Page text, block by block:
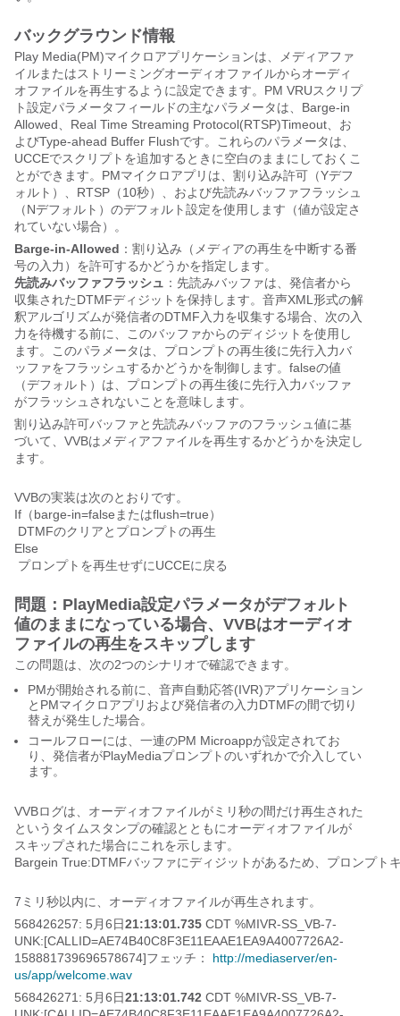
バックグラウンド情報
Play Media(PM)マイクロアプリケーションは、メディアファ
イルまたはストリーミングオーディオファイルからオーディ
オファイルを再生するように設定できます。PM VRUスクリプ
ト設定パラメータフィールドの主なパラメータは、Barge-in
Allowed、Real Time Streaming Protocol(RTSP)Timeout、お
よびType-ahead Buffer Flushです。これらのパラメータは、
UCCEでスクリプトを追加するときに空白のままにしておくこ
とができます。PMマイクロアプリは、割り込み許可（Yデフ
ォルト）、RTSP（10秒）、および先読みバッファフラッシュ
（Nデフォルト）のデフォルト設定を使用します（値が設定さ
れていない場合）。
Barge-in-Allowed ：割り込み（メディアの再生を中断する番
号の入力）を許可するかどうかを指定します。
先読みバッファフラッシュ ：先読みバッファは、発信者から
収集されたDTMFディジットを保持します。音声XML形式の解
釈アルゴリズムが発信者のDTMF入力を収集する場合、次の入
力を待機する前に、このバッファからのディジットを使用し
ます。このパラメータは、プロンプトの再生後に先行入力バ
ッファをフラッシュするかどうかを制御します。falseの値
（デフォルト）は、プロンプトの再生後に先行入力バッファ
がフラッシュされないことを意味します。
割り込み許可バッファと先読みバッファのフラッシュ値に基
づいて、VVBはメディアファイルを再生するかどうかを決定し
ます。
VVBの実装は次のとおりです。
If（barge-in=falseまたはflush=true）
DTMFのクリアとプロンプトの再生
Else
プロンプトを再生せずにUCCEに戻る
問題：PlayMedia設定パラメータがデフォルト
値のままになっている場合、VVBはオーディオ
ファイルの再生をスキップします
この問題は、次の2つのシナリオで確認できます。
PMが開始される前に、音声自動応答(IVR)アプリケーション
とPMマイクロアプリおよび発信者の入力DTMFの間で切り
替えが発生した場合。
コールフローには、一連のPM Microappが設定されてお
り、発信者がPlayMediaプロンプトのいずれかで介入してい
ます。
VVBログは、オーディオファイルがミリ秒の間だけ再生された
というタイムスタンプの確認とともにオーディオファイルが
スキップされた場合にこれを示します。
Bargein True:DTMFバッファにディジットがあるため、プロンプト
7ミリ秒以内に、オーディオファイルが再生されます。
568426257: 5月6日21:13:01.735 CDT %MIVR-SS_VB-7-
UNK:[CALLID=AE74B40C8F3E11EAAE1EA9A4007726A2-
158881739696578674]フェッチ： http://mediaserver/en-
us/app/welcome.wav
568426271: 5月6日21:13:01.742 CDT %MIVR-SS_VB-7-